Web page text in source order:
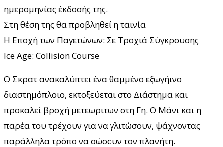
ημερομηνίας έκδοσής της.
Στη θέση της θα προβληθεί η ταινία
Η Εποχή των Παγετώνων: Σε Τροχιά Σύγκρουσης
Ice Age: Collision Course
Ο Σκρατ ανακαλύπτει ένα θαμμένο εξωγήινο
διαστημόπλοιο, εκτοξεύεται στο Διάστημα και
προκαλεί βροχή μετεωριτών στη Γη. Ο Μάνι και η
παρέα του τρέχουν για να γλιτώσουν, ψάχνοντας
παράλληλα τρόπο να σώσουν τον πλανήτη.